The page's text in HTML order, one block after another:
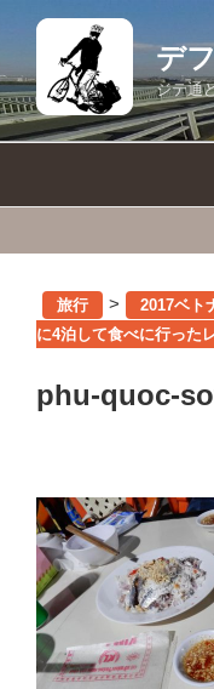
テ
ン
ツ
デ
ジテ通
旅行 > 2017ベト
に4泊して食べに行った
phu-quoc-